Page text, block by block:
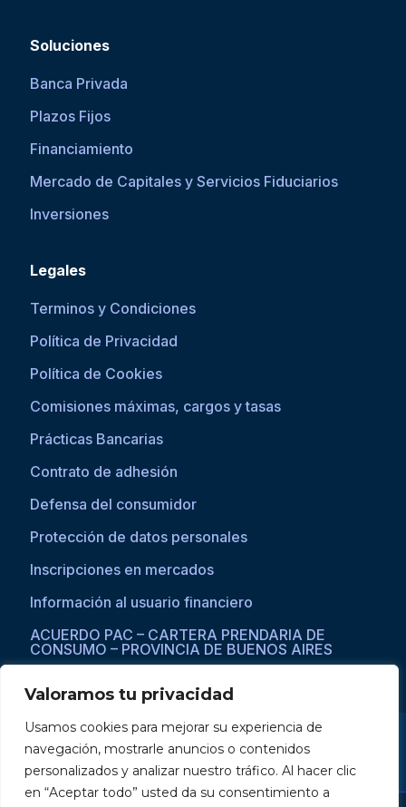
Valoramos tu privacidad
Usamos cookies para mejorar su experiencia de
navegación, mostrarle anuncios o contenidos
personalizados y analizar nuestro tráfico. Al hacer clic
en “Aceptar todo” usted da su consentimiento a
Soluciones
Banca Privada
Plazos Fijos
Financiamiento
Mercado de Capitales y Servicios Fiduciarios
Inversiones
Legales
Terminos y Condiciones
Política de Privacidad
Política de Cookies
Comisiones máximas, cargos y tasas
Prácticas Bancarias
Contrato de adhesión
Defensa del consumidor
Protección de datos personales
Inscripciones en mercados
Información al usuario financiero
ACUERDO PAC – CARTERA PRENDARIA DE
CONSUMO – PROVINCIA DE BUENOS AIRES
Si asistís a una persona con dificultades visuales para acceder a la
web, por favor ingresar a través del explorador Microsoft Edge,
donde se habilita la opción de reproducción de texto a voz